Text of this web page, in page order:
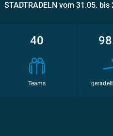
STADTRADELN vom 31.05. bis
40
Teams